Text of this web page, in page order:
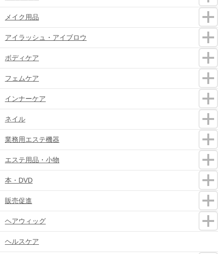
メイク用品
アイラッシュ・アイブロウ
ボディケア
フェムケア
インナーケア
ネイル
業務用エステ機器
エステ用品・小物
本・DVD
販売促進
ヘアウィッグ
ヘルスケア